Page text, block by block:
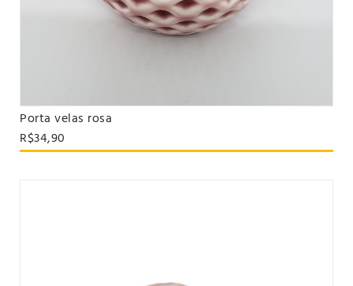
Porta velas rosa
R$34,90